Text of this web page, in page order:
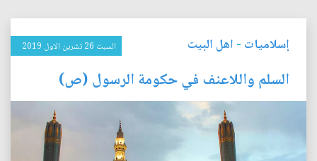
إسلاميات - اهل البيت السبت 26 تشرين الاول 2019
السلم واللاعنف في حكومة الرسول (ص)